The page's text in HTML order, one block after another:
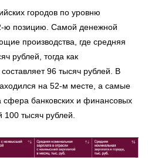
городов по уровню
ю позицию. Самой денежной
производства, где средняя
рублей, тогда как
96 тысяч рублей. В
на 52-м месте, а самые
сфера банковских и финансовых
100 тысяч рублей.